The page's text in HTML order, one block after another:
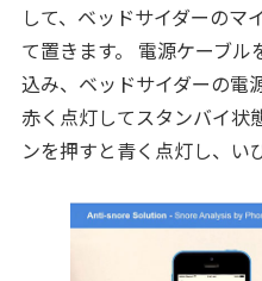
して、ベッドサイダーのマ
て置きます。 電源ケーブ
込み、ベッドサイダーの電
赤く点灯してスタンバイ状
ンを押すと青く点灯し、い